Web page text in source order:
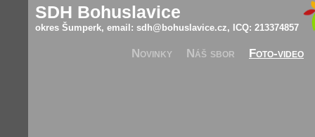
SDH Bohuslavice
okres Šumperk, email: sdh@bohuslavice.cz, ICQ: 213374857
Novinky Náš sbor Foto-video